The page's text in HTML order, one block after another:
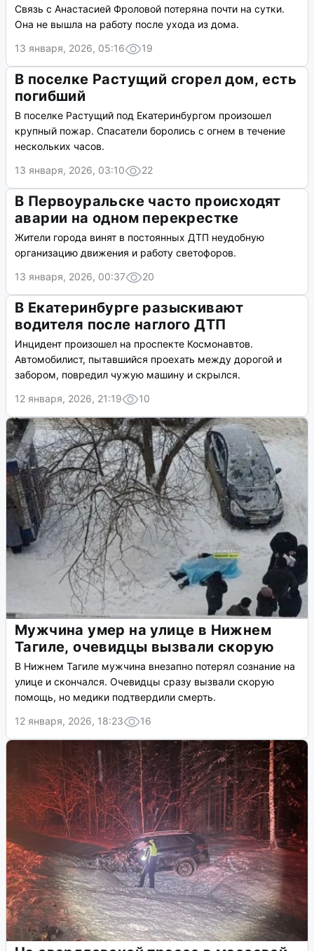
Связь с Анастасией Фроловой потеряна почти на сутки.
Она не вышла на работу после ухода из дома.
13 января, 2026, 05:16
19
В поселке Растущий сгорел дом, есть
погибший
В поселке Растущий под Екатеринбургом произошел
крупный пожар. Спасатели боролись с огнем в течение
нескольких часов.
13 января, 2026, 03:10
22
В Первоуральске часто происходят
аварии на одном перекрестке
Жители города винят в постоянных ДТП неудобную
организацию движения и работу светофоров.
13 января, 2026, 00:37
20
В Екатеринбурге разыскивают
водителя после наглого ДТП
Инцидент произошел на проспекте Космонавтов.
Автомобилист, пытавшийся проехать между дорогой и
забором, повредил чужую машину и скрылся.
12 января, 2026, 21:19
10
Мужчина умер на улице в Нижнем
Тагиле, очевидцы вызвали скорую
В Нижнем Тагиле мужчина внезапно потерял сознание на
улице и скончался. Очевидцы сразу вызвали скорую
помощь, но медики подтвердили смерть.
12 января, 2026, 18:23
16